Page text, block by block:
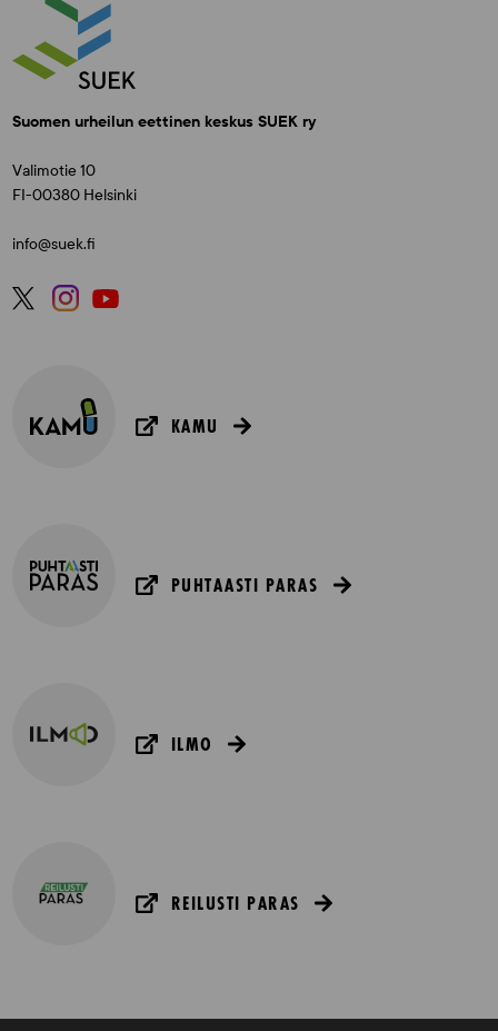
Suomen urheilun eettinen keskus SUEK ry
Valimotie 10
FI-00380 Helsinki
info@suek.fi
KAMU
PUHTAASTI PARAS
ILMO
REILUSTI PARAS